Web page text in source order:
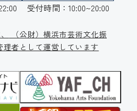
受付時間：10:00~20:00
（公財）横浜市芸術文化振
理者として運営しています